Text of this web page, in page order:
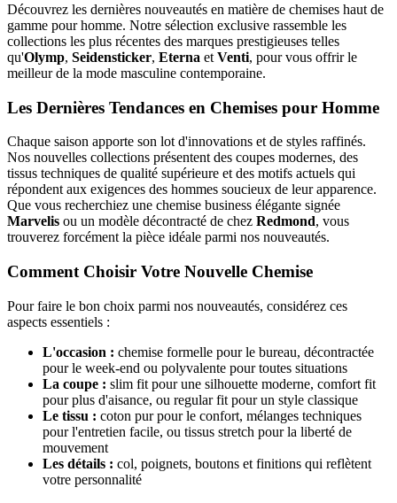
Découvrez les dernières nouveautés en matière de chemises haut de
gamme pour homme. Notre sélection exclusive rassemble les
collections les plus récentes des marques prestigieuses telles
qu'Olymp, Seidensticker, Eterna et Venti, pour vous offrir le
meilleur de la mode masculine contemporaine.
Les Dernières Tendances en Chemises pour Homme
Chaque saison apporte son lot d'innovations et de styles raffinés.
Nos nouvelles collections présentent des coupes modernes, des
tissus techniques de qualité supérieure et des motifs actuels qui
répondent aux exigences des hommes soucieux de leur apparence.
Que vous recherchiez une chemise business élégante signée
Marvelis ou un modèle décontracté de chez Redmond, vous
trouverez forcément la pièce idéale parmi nos nouveautés.
Comment Choisir Votre Nouvelle Chemise
Pour faire le bon choix parmi nos nouveautés, considérez ces
aspects essentiels :
L'occasion : chemise formelle pour le bureau, décontractée
pour le week-end ou polyvalente pour toutes situations
La coupe : slim fit pour une silhouette moderne, comfort fit
pour plus d'aisance, ou regular fit pour un style classique
Le tissu : coton pur pour le confort, mélanges techniques
pour l'entretien facile, ou tissus stretch pour la liberté de
mouvement
Les détails : col, poignets, boutons et finitions qui reflètent
votre personnalité